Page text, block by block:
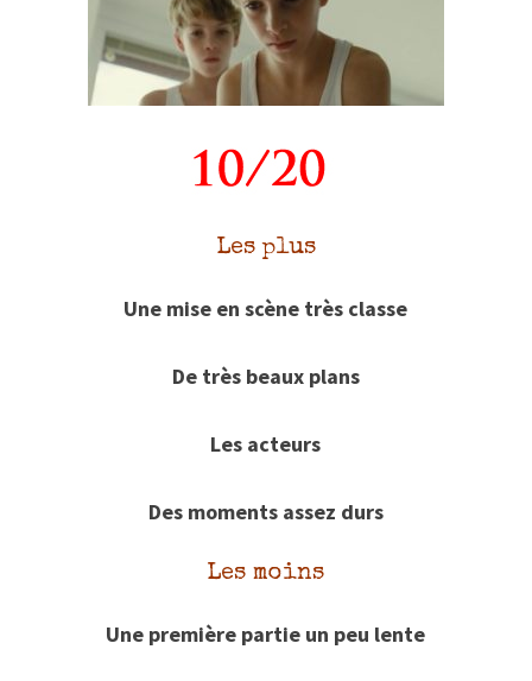
Les plus
Une mise en scène très classe
De très beaux plans
Les acteurs
Des moments assez durs
Les moins
Une première partie un peu lente